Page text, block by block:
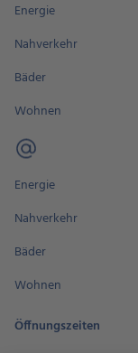
Energie
Nahverkehr
Bäder
Wohnen
Energie
Nahverkehr
Bäder
Wohnen
Öffnungszeiten